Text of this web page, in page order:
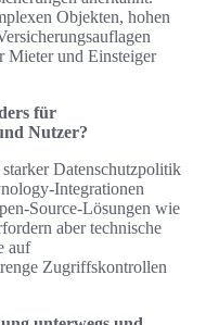
Objekten, hohen
Mieter und Einsteiger
für
Nutzer?
Datenschutzpolitik
wie
aber technische
auf
Zugriffskontrollen